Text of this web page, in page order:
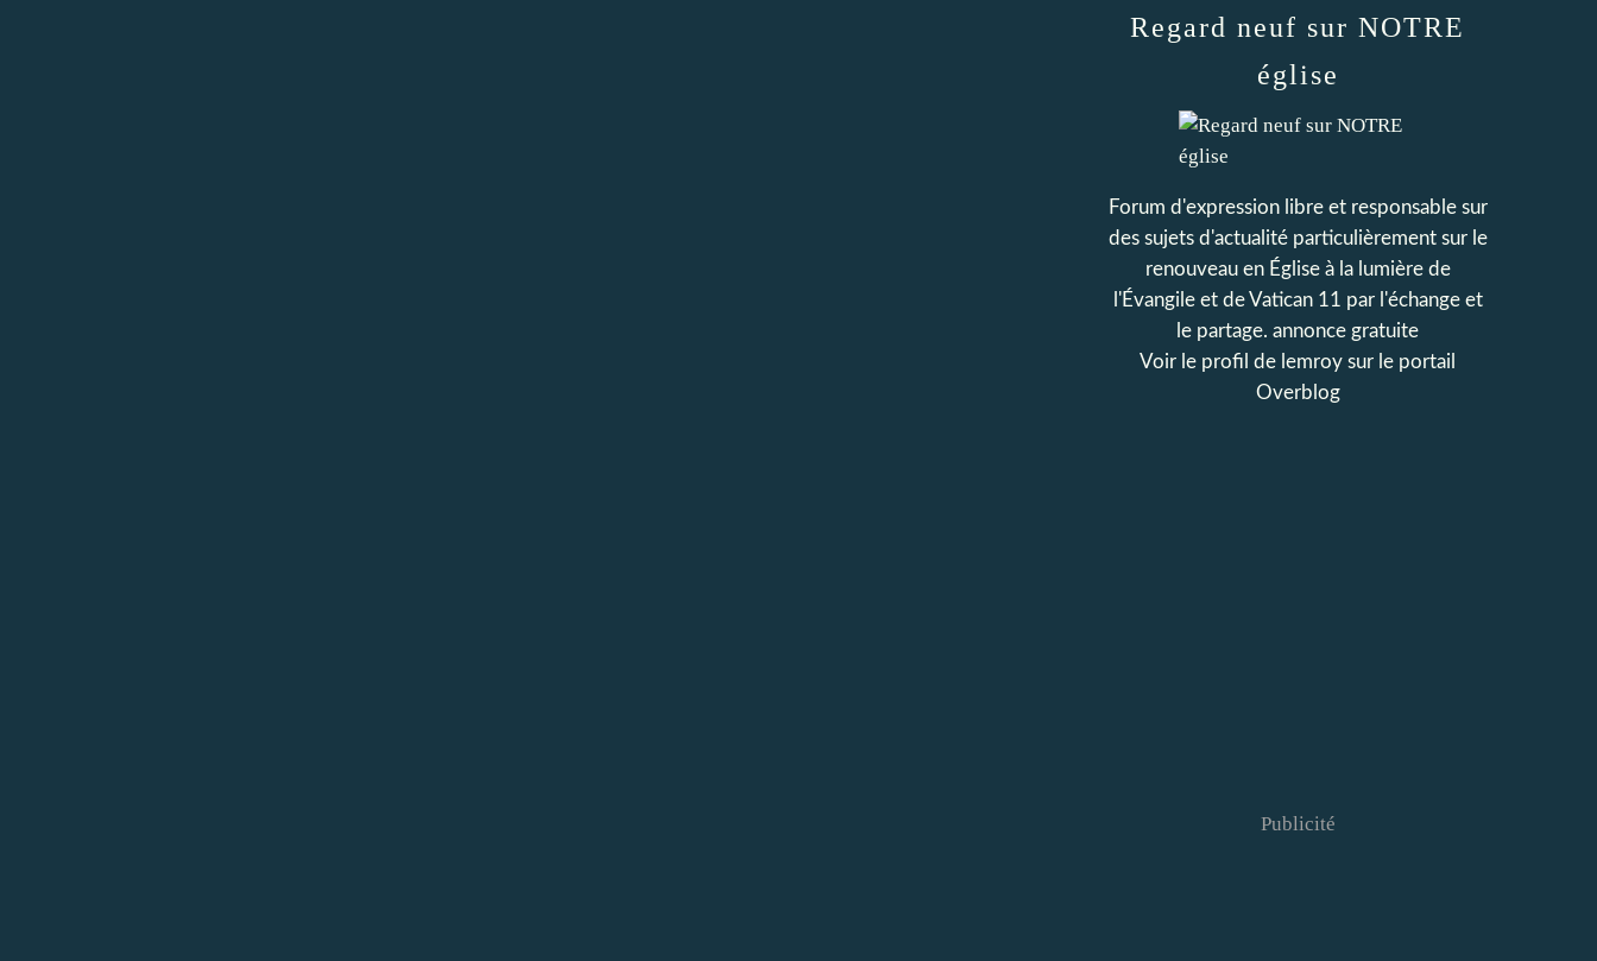
Regard neuf sur NOTRE
église
Forum d'expression libre et responsable sur
des sujets d'actualité particulièrement sur le
renouveau en Église à la lumière de
l'Évangile et de Vatican 11 par l'échange et
le partage. annonce gratuite
Voir le profil de lemroy sur le portail
Overblog
Publicité